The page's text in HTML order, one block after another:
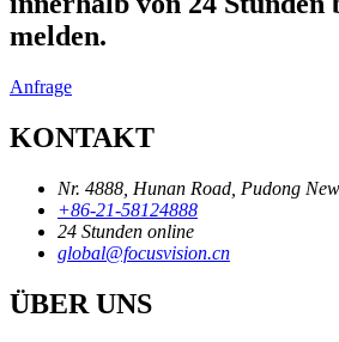
melden.
Anfrage
KONTAKT
Nr. 4888, Hunan Road, Pudong
+86-21-58124888
24 Stunden online
global@focusvision.cn
ÜBER UNS